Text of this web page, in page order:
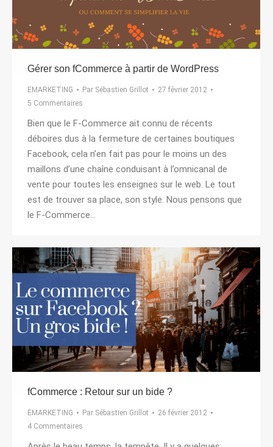
Gérer son fCommerce à partir de WordPress
EMARKETING Par Sébastien Grillot
27 février 2012
5 Commentaires
Bien que le F-Commerce ait connu de récents
déboires dus à la fermeture de certaines boutiques
Facebook, cela n’en fait pas pour le moins un des
maillons d’une chaîne conduisant à l’omnicanal de
vente pour toutes les enseignes sur le web. Le tout
est de trouver sa place, son style. Nous pensons que
le F-Commerce…
fCommerce : Retour sur un bide ?
EMARKETING Par Sébastien Grillot
26 février 2012
4 Commentaires